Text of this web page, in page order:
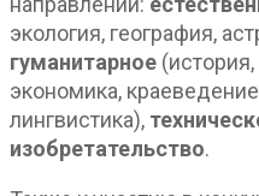
экология, география,
гуманитарное
экономика,
лингвистика),
изобретательство.